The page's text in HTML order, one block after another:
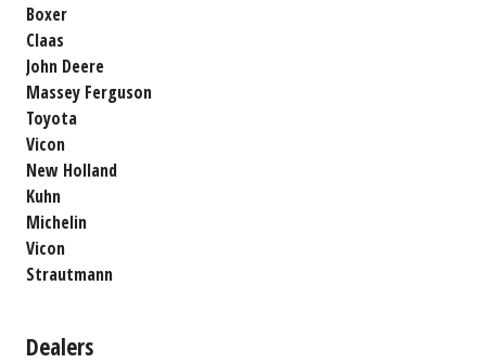
Boxer
Claas
John Deere
Massey Ferguson
Toyota
Vicon
New Holland
Kuhn
Michelin
Vicon
Strautmann
Dealers